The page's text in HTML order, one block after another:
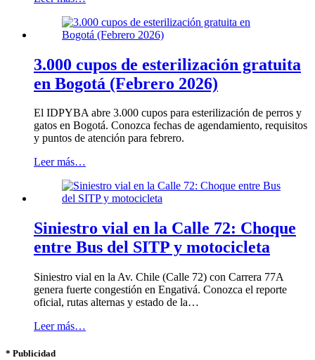
3.000 cupos de esterilización gratuita
en Bogotá (Febrero 2026)
El IDPYBA abre 3.000 cupos para esterilización de perros y
gatos en Bogotá. Conozca fechas de agendamiento, requisitos
y puntos de atención para febrero.
Leer más…
Siniestro vial en la Calle 72: Choque
entre Bus del SITP y motocicleta
Siniestro vial en la Av. Chile (Calle 72) con Carrera 77A
genera fuerte congestión en Engativá. Conozca el reporte
oficial, rutas alternas y estado de la…
Leer más…
* Publicidad